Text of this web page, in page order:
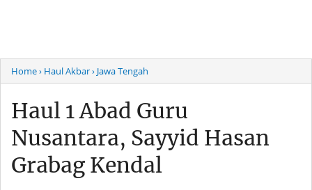
Home› Haul Akbar› Jawa Tengah
Haul 1 Abad Guru
Nusantara, Sayyid Hasan
Grabag Kendal